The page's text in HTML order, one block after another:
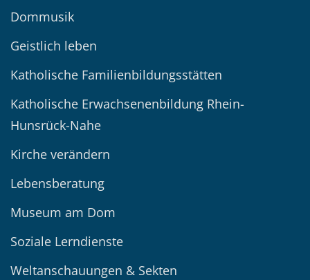
Dommusik
Geistlich leben
Katholische Familienbildungsstätten
Katholische Erwachsenenbildung Rhein-
Hunsrück-Nahe
Kirche verändern
Lebensberatung
Museum am Dom
Soziale Lerndienste
Weltanschauungen & Sekten